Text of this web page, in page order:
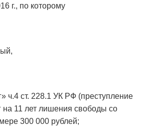
г., по которому
ч.4 ст. 228.1 УК РФ (преступление
на 11 лет лишения свободы со
300 000 рублей;